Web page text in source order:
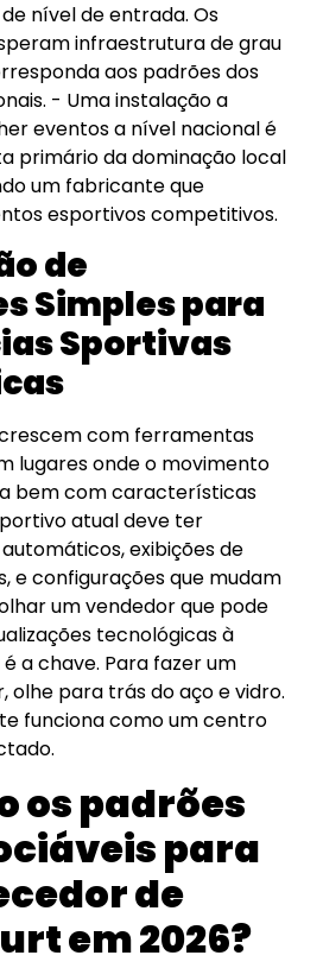
nível de entrada. Os
infraestrutura de grau
aos padrões dos
- Uma instalação a
eventos a nível nacional é
primário da dominação local
um fabricante que
esportivos competitivos.
de
Simples para
Sportivas
com ferramentas
lugares onde o movimento
bem com características
atual deve ter
exibições de
e configurações que mudam
um vendedor que pode
tecnológicas à
a chave. Para fazer um
olhe para trás do aço e vidro.
funciona como um centro
os padrões
para
de
em 2026?